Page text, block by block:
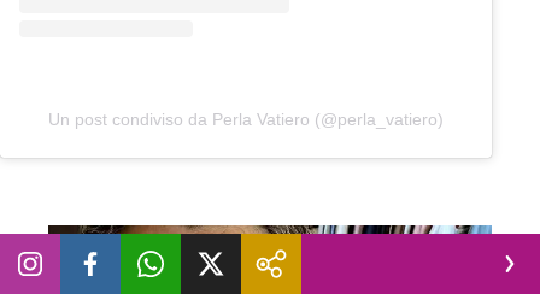
Un post condiviso da Perla Vatiero (@perla_vatiero)